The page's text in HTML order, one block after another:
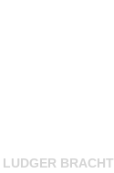
LUDGER BRACHT